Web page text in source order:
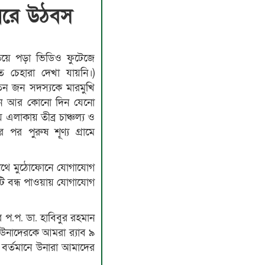
উঠবস
পড়া ভিডিও ফুটেজে
দেখা যায়নি।)
জন সদস্যকে মারমুখি
আর কোনো দিন যেনো
তীব্র চাঞ্চল্য ও
পর পুরুষ শূ্ণ্য গ্রামে
মুঠোফোনে যোগাযোগ
বন্ধ পাওয়ায় যোগাযোগ
প.প. ডা. হাবিবুর রহমান
আমরা র‌্যাব ৯
উনারা আমাদের